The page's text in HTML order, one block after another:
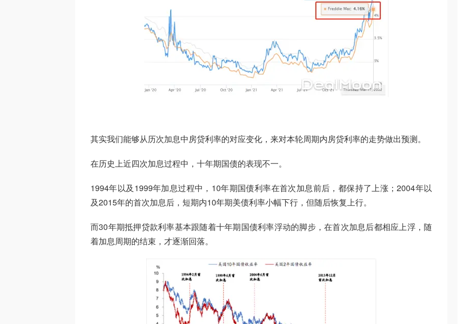
其实我们能够从历次加息中房贷利率的对应变化，来对本轮周期内房贷利率的走势做出预测。
在历史上近四次加息过程中，十年期国债的表现不一。
1994年以及1999年加息过程中，10年期国债利率在首次加息前后，都保持了上涨；2004年以
及2015年的首次加息后，短期内10年期美债利率小幅下行，但随后恢复上行。
而30年期抵押贷款利率基本跟随着十年期国债利率浮动的脚步，在首次加息后都相应上浮，随
着加息周期的结束，才逐渐回落。